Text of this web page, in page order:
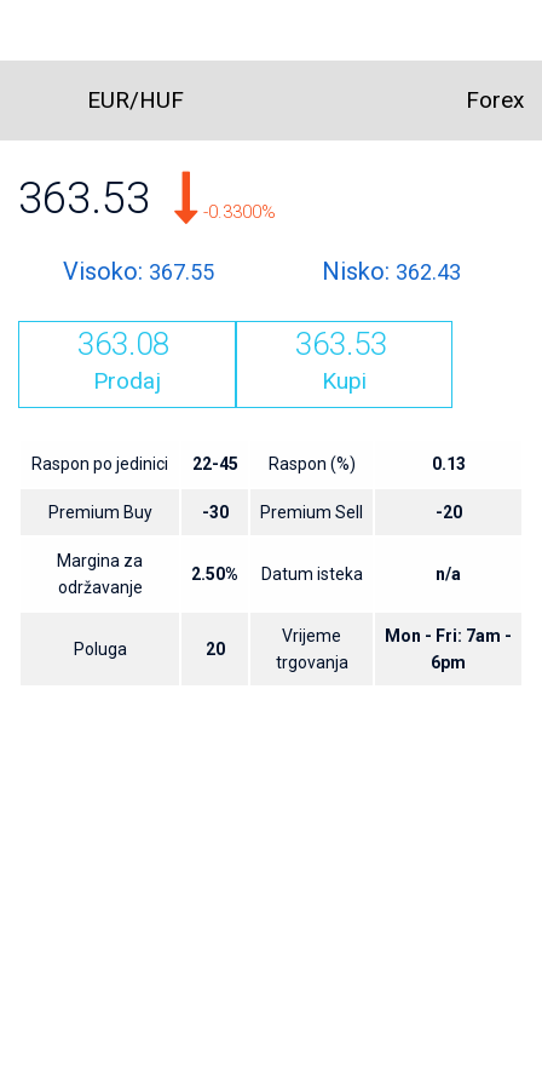
EUR/HUF Forex
363.53 -0.3300%
Visoko: 367.55 Nisko: 362.43
363.08
Prodaj
363.53
Kupi
Raspon po jedinici 22-45 Raspon (%) 0.13
Premium Buy -30 Premium Sell -20
Margina za
održavanje
2.50% Datum isteka n/a
Poluga 20
Vrijeme
trgovanja
Mon - Fri: 7am -
6pm